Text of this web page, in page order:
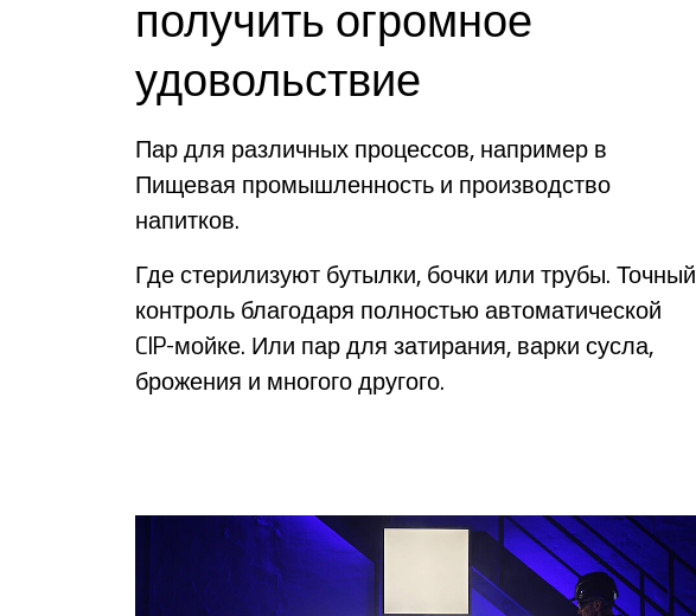
получить огромное
удовольствие
Пар для различных процессов, например в
Пищевая промышленность и производство
напитков.
Где стерилизуют бутылки, бочки или трубы. Точный
контроль благодаря полностью автоматической
CIP-мойке. Или пар для затирания, варки сусла,
брожения и многого другого.